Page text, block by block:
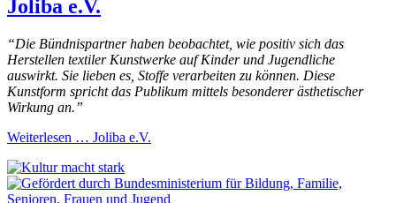
Joliba e.V.
“Die Bündnispartner haben beobachtet, wie positiv sich das
Herstellen textiler Kunstwerke auf Kinder und Jugendliche
auswirkt. Sie lieben es, Stoffe verarbeiten zu können. Diese
Kunstform spricht das Publikum mittels besonderer ästhetischer
Wirkung an.”
Weiterlesen … Joliba e.V.